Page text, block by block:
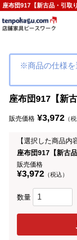
座布団917【新古品・引取り
※商品の仕様を
座布団917【新
販売価格¥3,972（税
【選択した商品内
座布団917【新古
販売価格
¥3,972（税込）
数量